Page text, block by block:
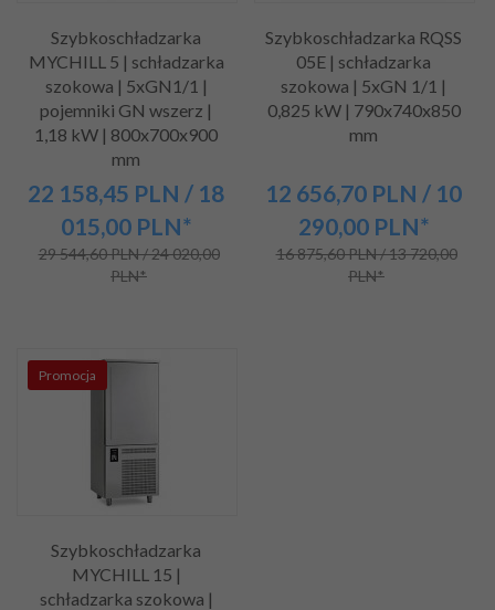
Szybkoschładzarka
MYCHILL 5 | schładzarka
szokowa | 5xGN1/1 |
pojemniki GN wszerz |
1,18 kW | 800x700x900
mm
22 158,45 PLN / 18
015,00 PLN*
29 544,60 PLN / 24 020,00
PLN*
Szybkoschładzarka RQSS
05E | schładzarka
szokowa | 5xGN 1/1 |
0,825 kW | 790x740x850
mm
12 656,70 PLN / 10
290,00 PLN*
16 875,60 PLN / 13 720,00
PLN*
Promocja
Szybkoschładzarka
MYCHILL 15 |
schładzarka szokowa |